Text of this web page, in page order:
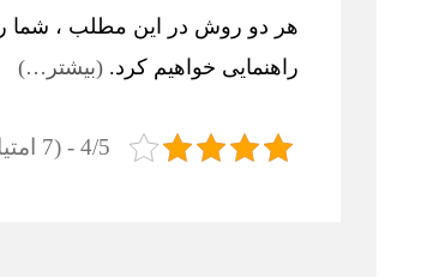
هر دو روش در این مطلب ، شما را
راهنمایی خواهیم کرد. (بیشتر…)
4/5 - (7 امتیاز)